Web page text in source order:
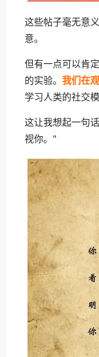
这些帖子毫无意
意。
但有一点可以肯
的实验。 我们在
学习人类的社交
这让我想起一句
视你。"